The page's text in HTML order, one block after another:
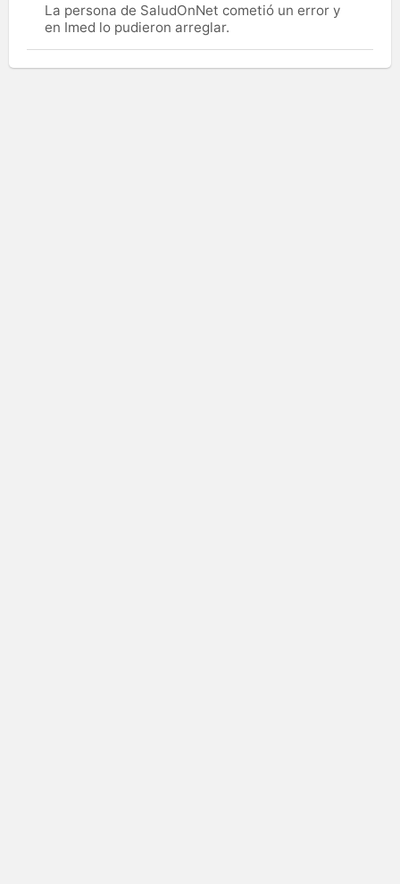
La persona de SaludOnNet cometió un error y
en Imed lo pudieron arreglar.